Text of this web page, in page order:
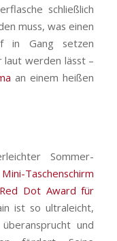
schließlich
muss, was einen
in Gang setzen
laut werden lässt –
an einem heißen
Sommer-
Mini-Taschenschirm
Red Dot Award für
ist so ultraleicht,
und